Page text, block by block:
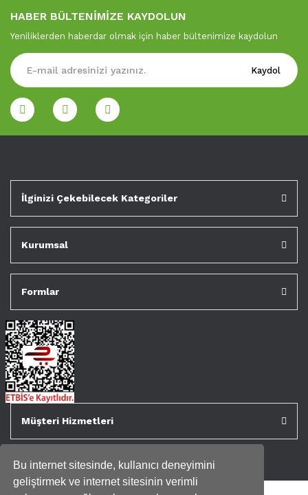
Bu internet sitesinde, kullanıcı deneyimini
geliştirmek ve internet sitesinin verimli
HABER BÜLTENİMİZE KAYDOLUN
Yeniliklerden haberdar olmak için haber bültenimize kaydolun
Kaydol
İlginizi Çekebilecek Kategoriler
Kurumsal
Formlar
Müşteri Hizmetleri